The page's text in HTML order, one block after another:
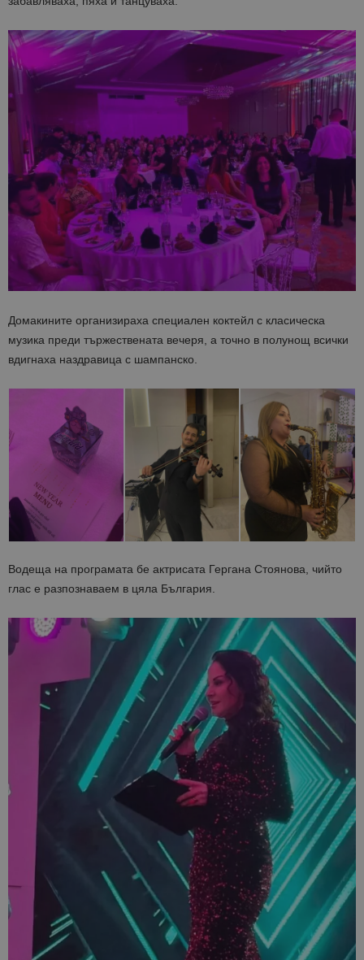
Домакините организираха специален коктейл с класическа
музика преди тържествената вечеря, а точно в полунощ всички
вдигнаха наздравица с шампанско.
Водеща на програмата бе актрисата Гергана Стоянова, чийто
глас е разпознаваем в цяла България.